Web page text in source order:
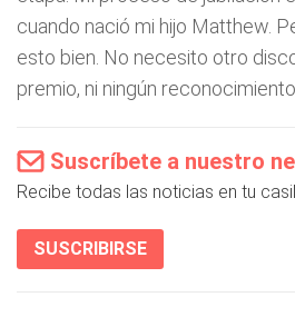
cuando nació mi hijo Matthew.
esto bien. No necesito otro
premio, ni ningún
Suscríbete a nuestro
Recibe todas las noticias en tu
SUSCRIBIRSE